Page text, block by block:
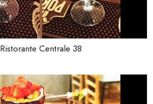
Ristorante Centrale 38